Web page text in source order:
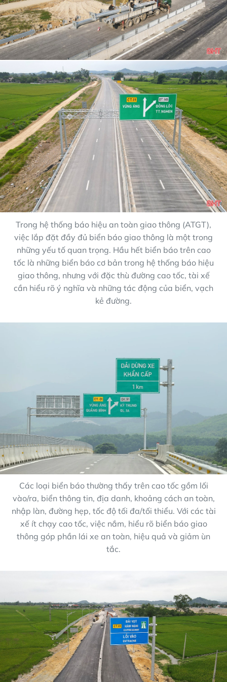
Trong hệ thống báo hiệu an toàn giao thông (ATGT),
việc lắp đặt đầy đủ biển báo giao thông là một trong
những yếu tố quan trọng. Hầu hết biển báo trên cao
tốc là những biển báo cơ bản trong hệ thống báo hiệu
giao thông, nhưng với đặc thù đường cao tốc, tài xế
cần hiểu rõ ý nghĩa và những tác động của biển, vạch
kẻ đường.
Các loại biển báo thường thấy trên cao tốc gồm lối
vào/ra, biển thông tin, địa danh, khoảng cách an toàn,
nhập làn, đường hẹp, tốc độ tối đa/tối thiểu. Với các tài
xế ít chạy cao tốc, việc nắm, hiểu rõ biển báo giao
thông góp phần lái xe an toàn, hiệu quả và giảm ùn
tắc.